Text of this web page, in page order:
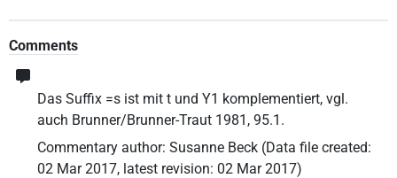
Comments
Das Suffix =s ist mit t und Y1 komplementiert, vgl.
auch Brunner/Brunner-Traut 1981, 95.1.
Commentary author: Susanne Beck (Data file created:
02 Mar 2017, latest revision: 02 Mar 2017)